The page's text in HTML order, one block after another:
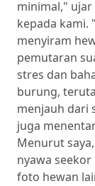
minimal,"
kepada kami.
menyiram
pemutaran
stres dan
burung,
menjauh dari
juga
Menurut
nyawa
foto hewan